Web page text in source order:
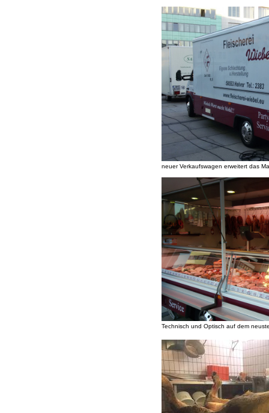
neuer Verkaufswagen erweitert das
Technisch und Optisch auf dem